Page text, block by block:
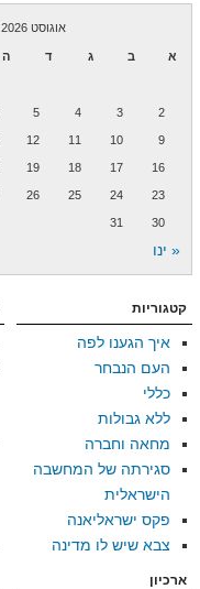
אוגוסט 2026
א ב ג ד ה
2
3
4
5
9
10
11
12
16
17
18
19
23
24
25
26
30
31
« ינו
קטגוריות
איך הגענו לפה
העם הנבחר
כללי
ללא גבולות
מחאה וחברה
סגירתה של המחשבה
הישראלית
פקס ישראליאנה
צבא שיש לו מדינה
ארכיון